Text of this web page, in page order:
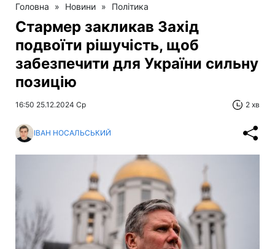
Головна » Новини » Політика
Стармер закликав Захід
подвоїти рішучість, щоб
забезпечити для України сильну
позицію
16:50 25.12.2024 Ср 2 хв
ІВАН НОСАЛЬСЬКИЙ